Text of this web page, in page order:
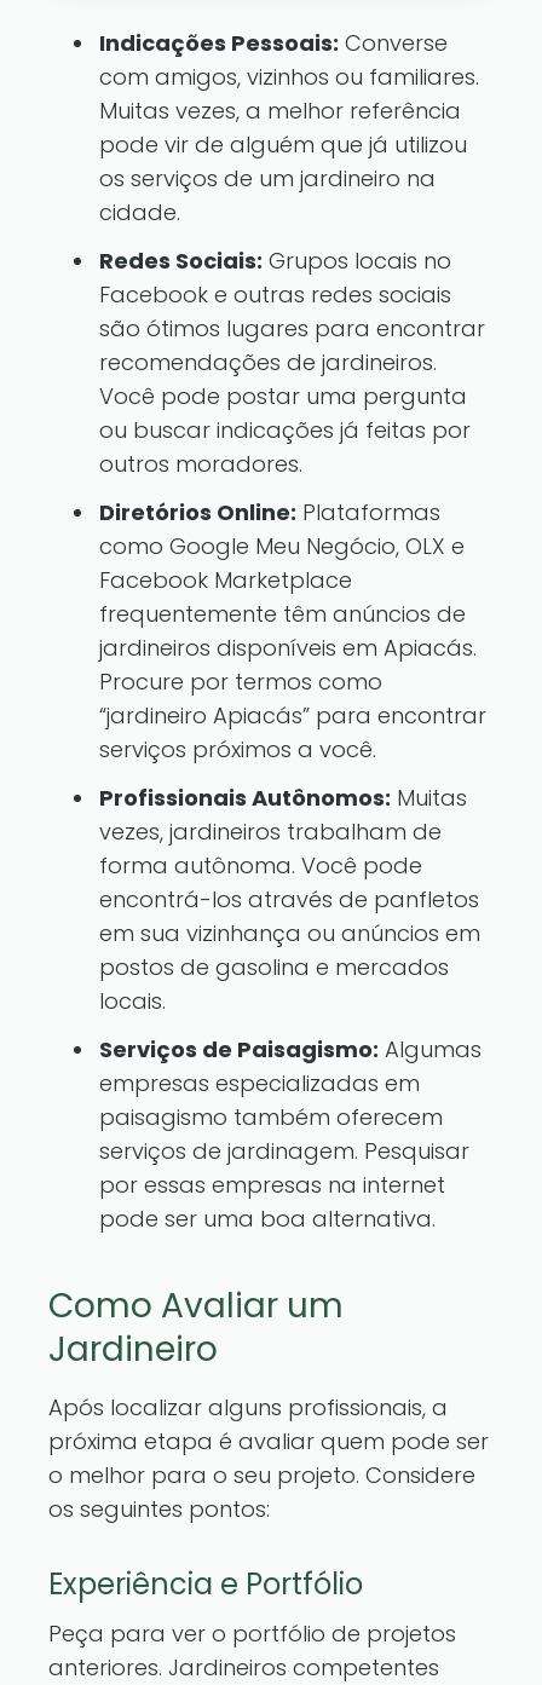
Indicações Pessoais: Converse
com amigos, vizinhos ou familiares.
Muitas vezes, a melhor referência
pode vir de alguém que já utilizou
os serviços de um jardineiro na
cidade.
Redes Sociais: Grupos locais no
Facebook e outras redes sociais
são ótimos lugares para encontrar
recomendações de jardineiros.
Você pode postar uma pergunta
ou buscar indicações já feitas por
outros moradores.
Diretórios Online: Plataformas
como Google Meu Negócio, OLX e
Facebook Marketplace
frequentemente têm anúncios de
jardineiros disponíveis em Apiacás.
Procure por termos como
“jardineiro Apiacás” para encontrar
serviços próximos a você.
Profissionais Autônomos: Muitas
vezes, jardineiros trabalham de
forma autônoma. Você pode
encontrá-los através de panfletos
em sua vizinhança ou anúncios em
postos de gasolina e mercados
locais.
Serviços de Paisagismo: Algumas
empresas especializadas em
paisagismo também oferecem
serviços de jardinagem. Pesquisar
por essas empresas na internet
pode ser uma boa alternativa.
Como Avaliar um
Jardineiro
Após localizar alguns profissionais, a
próxima etapa é avaliar quem pode ser
o melhor para o seu projeto. Considere
os seguintes pontos:
Experiência e Portfólio
Peça para ver o portfólio de projetos
anteriores. Jardineiros competentes